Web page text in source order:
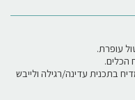
עופרת.
הכלים.
בתכנית עדינה/רגילה ולייבש